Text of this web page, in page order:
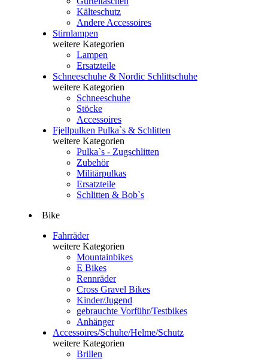
Kälteschutz
Andere Accessoires
Stirnlampen
weitere Kategorien
Lampen
Ersatzteile
Schneeschuhe & Nordic Schlittschuhe
weitere Kategorien
Schneeschuhe
Stöcke
Accessoires
Fjellpulken Pulka`s & Schlitten
weitere Kategorien
Pulka`s - Zugschlitten
Zubehör
Militärpulkas
Ersatzteile
Schlitten & Bob`s
Bike
Fahrräder
weitere Kategorien
Mountainbikes
E Bikes
Rennräder
Cross Gravel Bikes
Kinder/Jugend
gebrauchte Vorführ/Testbikes
Anhänger
Accessoires/Schuhe/Helme/Schutz
weitere Kategorien
Brillen